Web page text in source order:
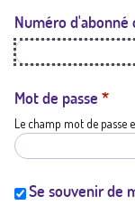
Numéro d'abonné
Mot de passe *
Le champ mot de passe
Se souvenir de